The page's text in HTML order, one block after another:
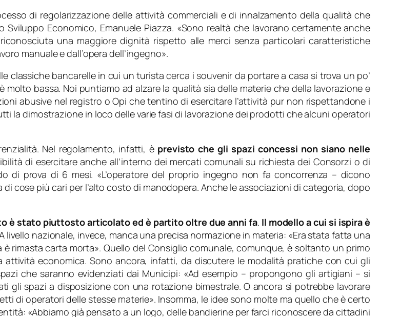
di regolarizzazione delle attività commerciali e di innalzamento della qualità che
Sviluppo Economico, Emanuele Piazza. «Sono realtà che lavorano certamente anche
una maggiore dignità rispetto alle merci senza particolari caratteristiche
manuale e dall’opera dell’ingegno».
classiche bancarelle in cui un turista cerca i souvenir da portare a casa si trova un po’
molto bassa. Noi puntiamo ad alzare la qualità sia delle materie che della lavorazione e
abusive nel registro o Opi che tentino di esercitare l’attività pur non rispettandone i
la dimostrazione in loco delle varie fasi di lavorazione dei prodotti che alcuni operatori
Nel regolamento, infatti, è previsto che gli spazi concessi non siano nelle
di esercitare anche all’interno dei mercati comunali su richiesta dei Consorzi o di
di prova di 6 mesi. «L’operatore del proprio ingegno non fa concorrenza – dicono
cose più cari per l’alto costo di manodopera. Anche le associazioni di categoria, dopo
è stato piuttosto articolato ed è partito oltre due anni fa. Il modello a cui si ispira è
livello nazionale, invece, manca una precisa normazione in materia: «Era stata fatta una
è rimasta carta morta». Quello del Consiglio comunale, comunque, è soltanto un primo
economica. Sono ancora, infatti, da discutere le modalità pratiche con cui gli
che saranno evidenziati dai Municipi: «Ad esempio – propongono gli artigiani – si
gli spazi a disposizione con una rotazione bimestrale. O ancora si potrebbe lavorare
di operatori delle stesse materie». Insomma, le idee sono molte ma quello che è certo
«Abbiamo già pensato a un logo, delle bandierine per farci riconoscere da cittadini